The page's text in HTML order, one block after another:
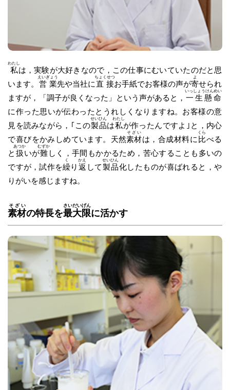
私
わたし
は，実験が大好きなので，この仕事にむいていたのだと思
います。 営業
えいぎょう
先や当社に直接
ちょくせつ
お手紙でお客様の声が寄
よ
せられ
ますが，「調子が良くなった」という声があると， 一生懸命
いっしょうけんめい
に作った思いが伝わったとうれしくなりますね。お客様の意
見を読みながら，｢この製品
せいひん
は私
わたし
が作ったんですよ｣と，内心
で喜びをかみしめています。天然素材
そざい
は，合成材料に 比
くら
べる
と 扱
あつか
いが難
むずか
しく，手間もかかるため，苦心することも多いの
ですが，試作を繰
く
り 返
かえ
して製品
せいひん
化したものが喜ばれると，や
りがいを感じますね。
素材
そざい
の特長を最大限
さいだいげん
に活かす